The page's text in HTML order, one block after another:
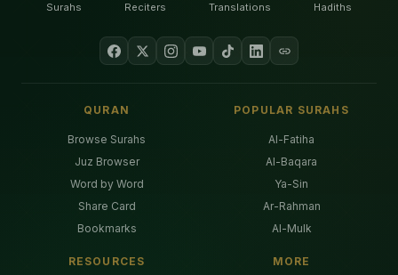
Surahs
Reciters
Translations
Hadiths
QURAN
Browse Surahs
Juz Browser
Word by Word
Share Card
Bookmarks
POPULAR SURAHS
Al-Fatiha
Al-Baqara
Ya-Sin
Ar-Rahman
Al-Mulk
RESOURCES MORE